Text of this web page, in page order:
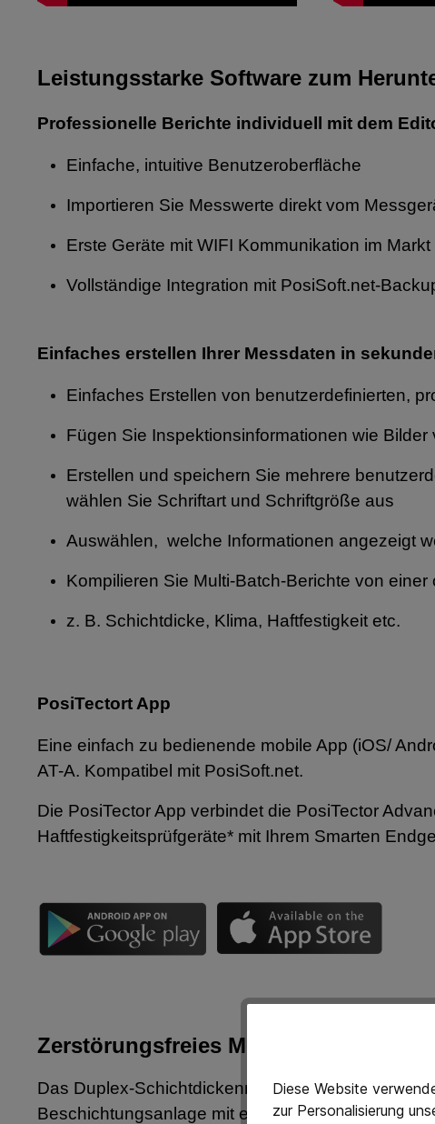
Leistungsstarke Software zum
Professionelle Berichte individuell mit dem
Einfache, intuitive Benutzeroberfläche
Importieren Sie Messwerte direkt vom
Erste Geräte mit WIFI Kommunikation im Markt
Vollständige Integration mit PosiSoft.net-
Einfaches erstellen Ihrer Messdaten in
Einfaches Erstellen von benutzerdefinierten,
Fügen Sie Inspektionsinformationen wie
Erstellen und speichern Sie mehrere
wählen Sie Schriftart und Schriftgröße aus
Auswählen, welche Informationen angezeigt
Kompilieren Sie Multi-Batch-Berichte von
z. B. Schichtdicke, Klima, Haftfestigkeit etc.
PosiTectort App
Eine einfach zu bedienende mobile App (iOS/
AT-A. Kompatibel mit PosiSoft.net.
Die PosiTector App verbindet die PosiTector
Haftfestigkeitsprüfgeräte* mit Ihrem Smarten
Zerstörungsfreies Messen von
Das Duplex-Schichtdickenmessgerät PosiTector
Beschichtungsanlage mit einer einzigen
Diese Website
zur Personalisierung